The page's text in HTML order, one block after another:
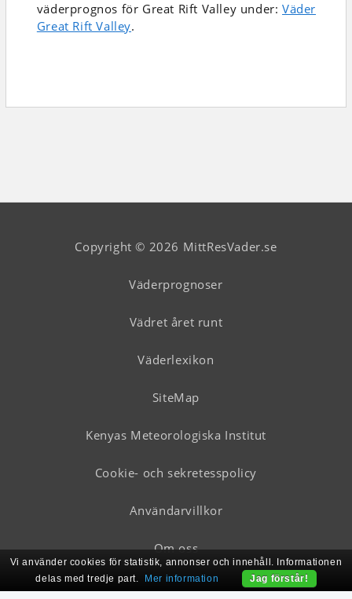
väderprognos för Great Rift Valley under:Väder
Great Rift Valley.
Copyright © 2026 MittResVader.se
Väderprognoser
Vädret året runt
Väderlexikon
SiteMap
Kenyas Meteorologiska Institut
Cookie- och sekretesspolicy
Användarvillkor
Om oss
Vi använder cookies för statistik, annonser och innehåll. Informationen
delas med tredje part.
Mer information Jag förstår!